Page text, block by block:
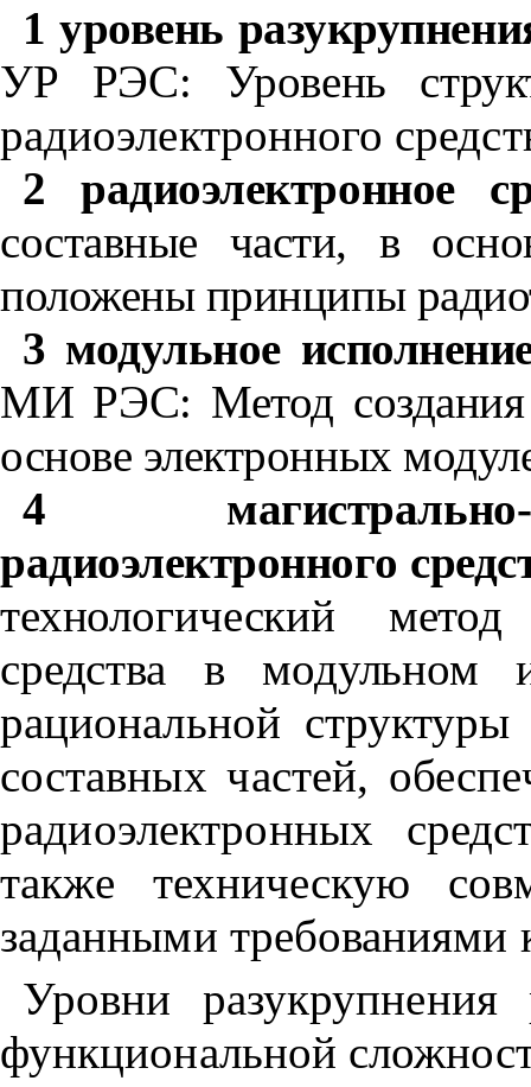
1 уровень
УР РЭС: Уровень
радиоэлектронного
2 радиоэлектронное
составные части, в
положены принципы
3 модульное
МИ РЭС: Метод создания
основе электронных
4 магистрально-
радиоэлектронного
технологический
средства в модульном
рациональной
составных частей,
радиоэлектронных
также техническую
заданными требованиями
Уровни разукрупнения
функциональной